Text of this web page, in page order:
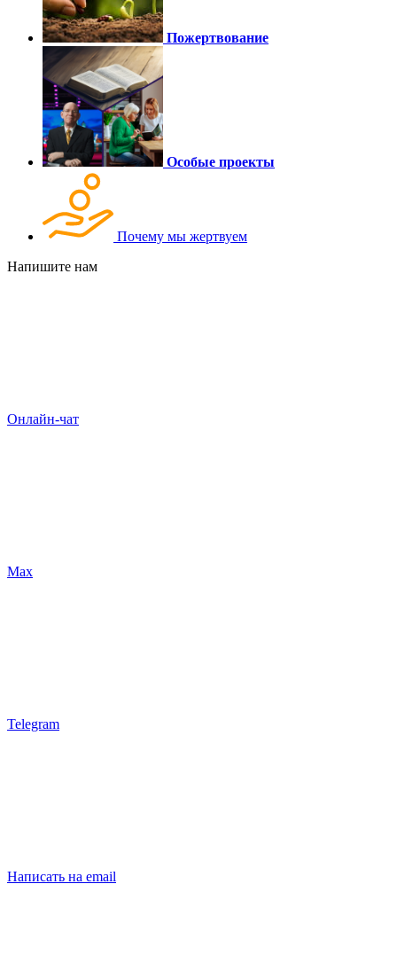
Пожертвование
Особые проекты
Почему мы жертвуем
Напишите нам
Онлайн-чат
Max
Telegram
Написать на email